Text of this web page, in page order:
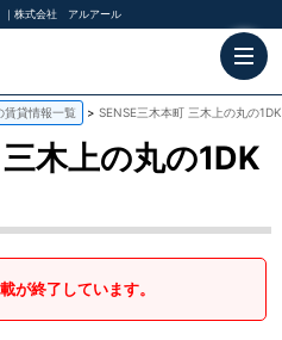
｜株式会社 アルアール
賃貸情報一覧 SENSE三木本町 三木上の丸の
三木上の丸の1DK
が終了しています。